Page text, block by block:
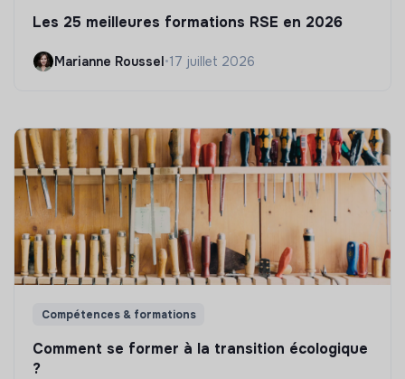
Les 25 meilleures formations RSE en 2026
Marianne Roussel•17 juillet 2026
Compétences & formations
Comment se former à la transition écologique
?